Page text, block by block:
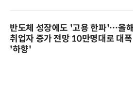
반도체 성장에도 '고용 한파'…올해
취업자 증가 전망 10만명대로 대폭
'하향'